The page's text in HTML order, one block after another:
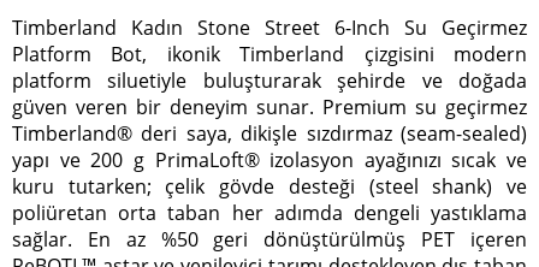
Timberland Kadın Stone Street 6-Inch Su Geçirmez
Platform Bot, ikonik Timberland çizgisini modern
platform siluetiyle buluşturarak şehirde ve doğada
güven veren bir deneyim sunar. Premium su geçirmez
Timberland® deri saya, dikişle sızdırmaz (seam-sealed)
yapı ve 200 g PrimaLoft® izolasyon ayağınızı sıcak ve
kuru tutarken; çelik gövde desteği (steel shank) ve
poliüretan orta taban her adımda dengeli yastıklama
sağlar. En az %50 geri dönüştürülmüş PET içeren